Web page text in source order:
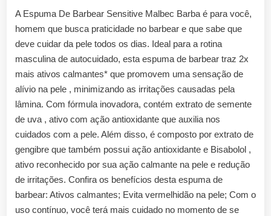
A Espuma De Barbear Sensitive Malbec Barba é para você,
homem que busca praticidade no barbear e que sabe que
deve cuidar da pele todos os dias. Ideal para a rotina
masculina de autocuidado, esta espuma de barbear traz 2x
mais ativos calmantes* que promovem uma sensação de
alívio na pele , minimizando as irritações causadas pela
lâmina. Com fórmula inovadora, contém extrato de semente
de uva , ativo com ação antioxidante que auxilia nos
cuidados com a pele. Além disso, é composto por extrato de
gengibre que também possui ação antioxidante e Bisabolol ,
ativo reconhecido por sua ação calmante na pele e redução
de irritações. Confira os benefícios desta espuma de
barbear: Ativos calmantes; Evita vermelhidão na pele; Com o
uso contínuo, você terá mais cuidado no momento de se